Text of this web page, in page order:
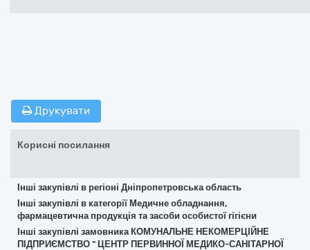
Друкувати
Корисні посилання
Інші закупівлі в регіоні Дніпропетровська область
Інші закупівлі в категорії Медичне обладнання,
фармацевтична продукція та засоби особистої гігієни
Інші закупівлі замовника КОМУНАЛЬНЕ НЕКОМЕРЦІЙНЕ
ПІДПРИЄМСТВО " ЦЕНТР ПЕРВИННОЇ МЕДИКО-САНІТАРНОЇ